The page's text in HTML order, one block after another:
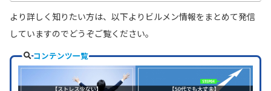
より詳しく知りたい方は、以下よりビルメン情報をまとめて発信
していますのでどうぞご覧ください。
コンテンツ一覧